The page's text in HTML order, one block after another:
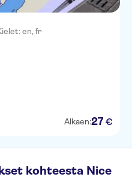
en, fr
Alkaen:27 €
kohteesta Nice